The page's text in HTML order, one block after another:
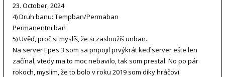
23. October, 2024
4) Druh banu: Tempban/Permaban
Permanentni ban
5) Uvěď, proč si myslíš, že si zasloužíš unban.
Na server Epes 3 som sa pripojil prvýkrát keď server ešte len
začínal, vtedy ma to moc nebavilo, tak som prestal. No po pár
rokoch, myslím, že to bolo v roku 2019 som díky hráčovi